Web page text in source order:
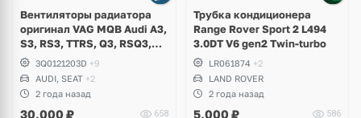
Вентиляторы радиатора
оригинал VAG MQB Audi A3,
S3, RS3, TTRS, Q3, RSQ3,
Volkswagen Tiguan 2,
Allspace, Arteon, Passat B8,
Multivan, Transporter T6,
Skoda Kodiaq, Karoq,
Superb
3Q0121203D +9
AUDI, SEAT +2
2 года назад
30,000 ₽ 658
Трубка кондиционера
Range Rover Sport 2 L494
3.0DT V6 gen2 Twin-turbo
LR061874 +2
LAND ROVER
2 года назад
5,000 ₽ 586